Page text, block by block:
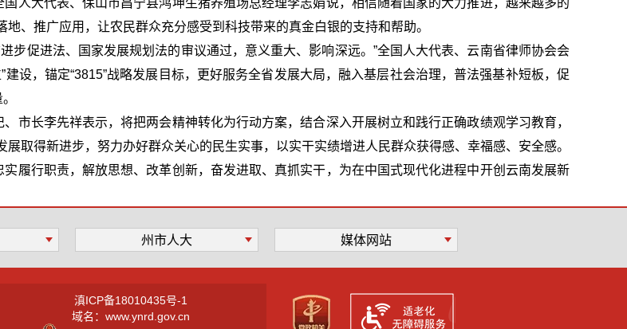
人大代表、保山市昌宁县鸿坤生猪养殖场总经理李志娟说，相信随着国家的大力推进，越来越多的
、推广应用，让农民群众充分感受到科技带来的真金白银的支持和帮助。
步促进法、国家发展规划法的审议通过，意义重大、影响深远。”全国人大代表、云南省律师协会会
设，锚定“3815”战略发展目标，更好服务全省发展大局，融入基层社会治理，普法强基补短板，促
市长李先祥表示，将把两会精神转化为行动方案，结合深入开展树立和践行正确政绩观学习教育，
取得新进步，努力办好群众关心的民生实事，以实干实绩增进人民群众获得感、幸福感、安全感。
履行职责，解放思想、改革创新，奋发进取、真抓实干，为在中国式现代化进程中开创云南发展新
州市人大 媒体网站
滇ICP备18010435号-1
域名：www.ynrd.gov.cn